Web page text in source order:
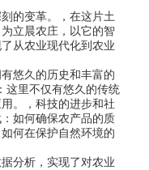
的变革。，在这片土
立晨农庄，以它的智
从农业现代化到农业
悠久的历史和丰富的
这里不仅有悠久的传统
。，科技的进步和社
如何确保农产品的质
何在保护自然环境的
分析，实现了对农业